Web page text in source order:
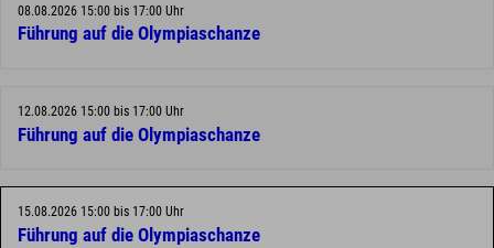
08.08.2026 15:00 bis 17:00 Uhr
Führung auf die Olympiaschanze
12.08.2026 15:00 bis 17:00 Uhr
Führung auf die Olympiaschanze
15.08.2026 15:00 bis 17:00 Uhr
Führung auf die Olympiaschanze